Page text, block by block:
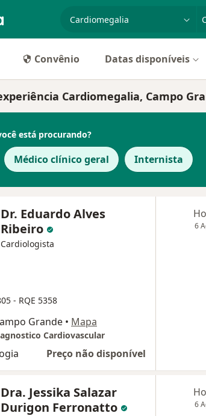
Convênio Datas disponíveis
Cardiomegalia, Campo
está procurando?
Médico clínico geral Internista
Dr. Eduardo Alves
Ribeiro
Cardiologista
- RQE 5358
Grande • Mapa
Cardiovascular
Preço não disponível
6
Dra. Jessika Salazar
Durigon Ferronatto
6